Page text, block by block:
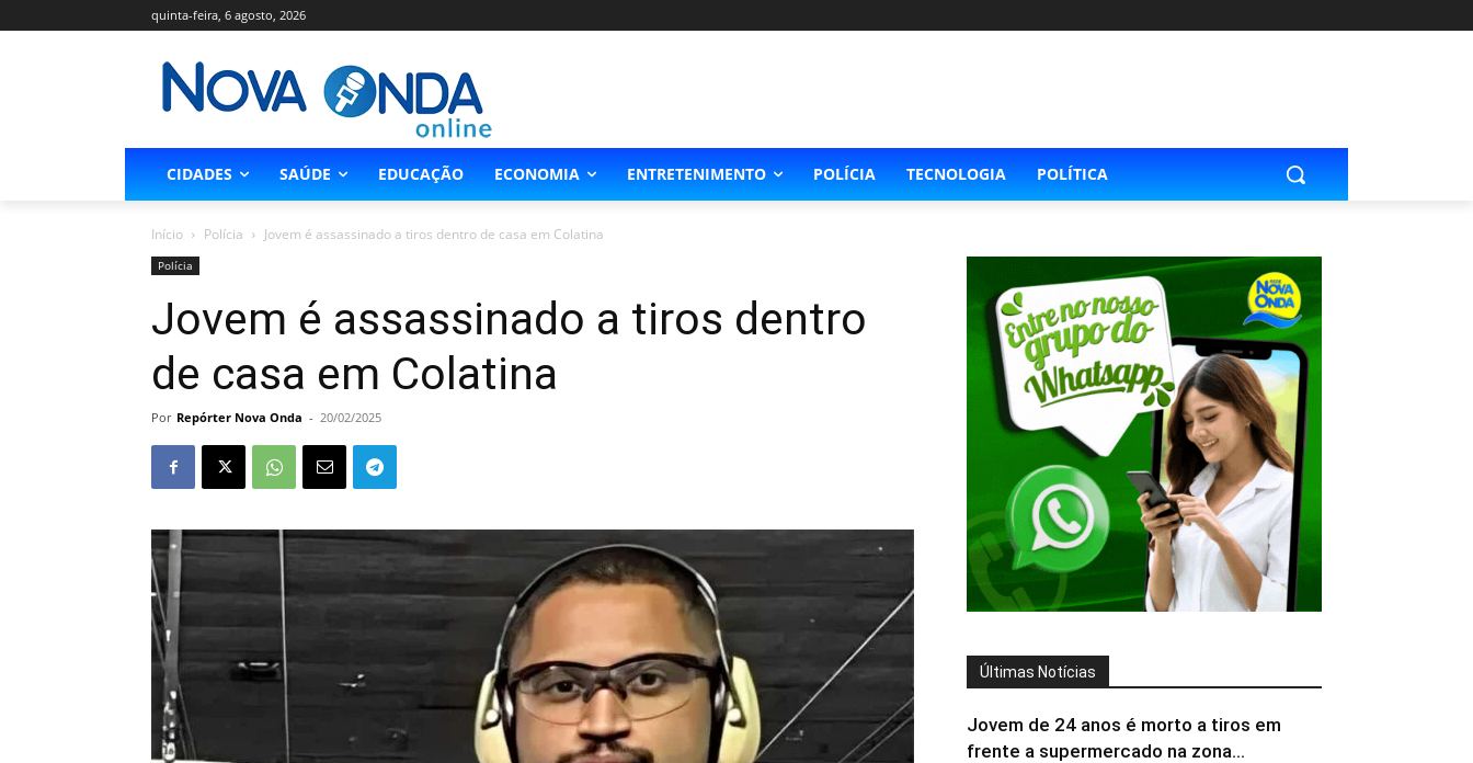
quinta-feira, 6 agosto, 2026
CIDADES SAÚDE EDUCAÇÃO ECONOMIA ENTRETENIMENTO POLÍCIA TECNOLOGIA POLÍTICA
Início Polícia Jovem é assassinado a tiros dentro de casa em Colatina
Polícia
Jovem é assassinado a tiros dentro
de casa em Colatina
Por Repórter Nova Onda - 20/02/2025
Últimas Notícias
Jovem de 24 anos é morto a tiros em
frente a supermercado na zona...